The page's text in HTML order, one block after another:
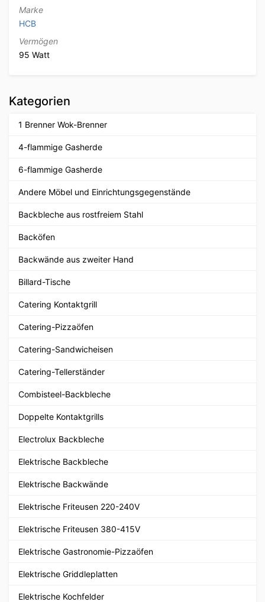
Marke
HCB
Vermögen
95 Watt
Kategorien
1 Brenner Wok-Brenner
4-flammige Gasherde
6-flammige Gasherde
Andere Möbel und Einrichtungsgegenstände
Backbleche aus rostfreiem Stahl
Backöfen
Backwände aus zweiter Hand
Billard-Tische
Catering Kontaktgrill
Catering-Pizzaöfen
Catering-Sandwicheisen
Catering-Tellerständer
Combisteel-Backbleche
Doppelte Kontaktgrills
Electrolux Backbleche
Elektrische Backbleche
Elektrische Backwände
Elektrische Friteusen 220-240V
Elektrische Friteusen 380-415V
Elektrische Gastronomie-Pizzaöfen
Elektrische Griddleplatten
Elektrische Kochfelder